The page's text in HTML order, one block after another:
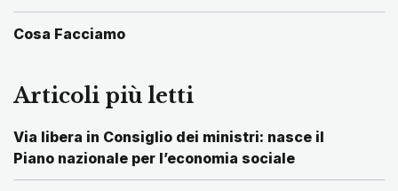
Cosa Facciamo
Articoli più letti
Via libera in Consiglio dei ministri: nasce il
Piano nazionale per l’economia sociale